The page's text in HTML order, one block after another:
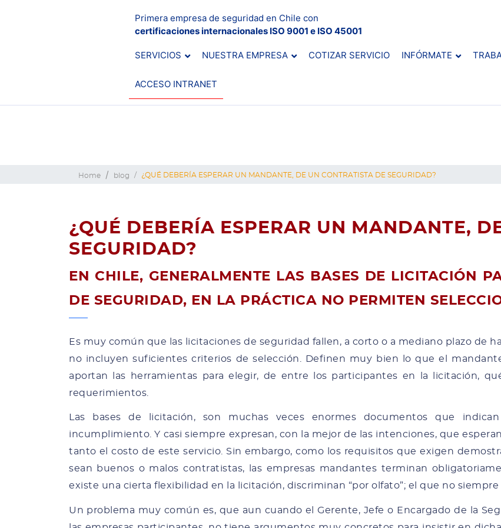
Primera empresa de seguridad en Chile con
certificaciones internacionales ISO 9001 e ISO 45001
SERVICIOS NUESTRA EMPRESA COTIZAR SERVICIO INFÓRMATE
ACCESO INTRANET
Home blog ¿QUÉ DEBERÍA ESPERAR UN MANDANTE, DE UN CONTRATISTA DE SEGURIDAD?
¿QUÉ DEBERÍA ESPERAR UN MANDANTE,
SEGURIDAD?
EN CHILE, GENERALMENTE LAS BASES DE LICITACIÓN
DE SEGURIDAD, EN LA PRÁCTICA NO PERMITEN
Es muy común que las licitaciones de seguridad fallen, a corto o a mediano plazo de
no incluyen suficientes criterios de selección. Definen muy bien lo que el
aportan las herramientas para elegir, de entre los participantes en la licitación,
requerimientos.
Las bases de licitación, son muchas veces enormes documentos que
incumplimiento. Y casi siempre expresan, con la mejor de las intenciones, que
tanto el costo de este servicio. Sin embargo, como los requisitos que exigen
sean buenos o malos contratistas, las empresas mandantes terminan
existe una cierta flexibilidad en la licitación, discriminan “por olfato”; el que no siempre
Un problema muy común es, que aun cuando el Gerente, Jefe o Encargado de la